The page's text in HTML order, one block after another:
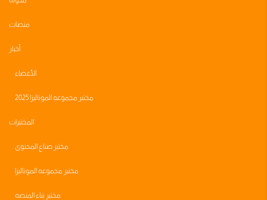
منصات
أخبار
الأعضاء
مختبر مجموعه الموناليزا 2025
المختبرات
مختبر صناع المحتوى
مختبر مجموعه الموناليزا
مختبر بناء المنصه